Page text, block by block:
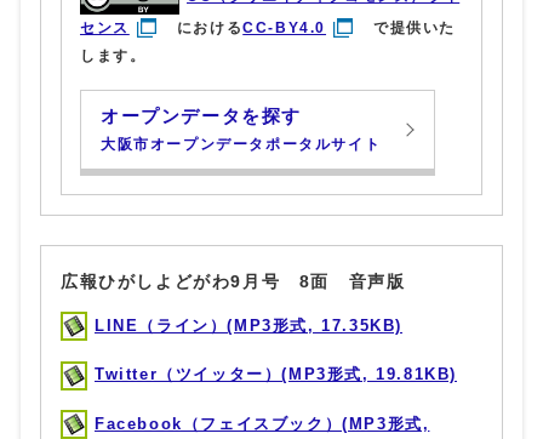
センス
におけるCC-BY4.0
で提供いた
します。
オープンデータを探す
大阪市オープンデータポータルサイト
広報ひがしよどがわ9月号 8面 音声版
LINE（ライン）(MP3形式, 17.35KB)
Twitter（ツイッター）(MP3形式, 19.81KB)
Facebook（フェイスブック）(MP3形式,